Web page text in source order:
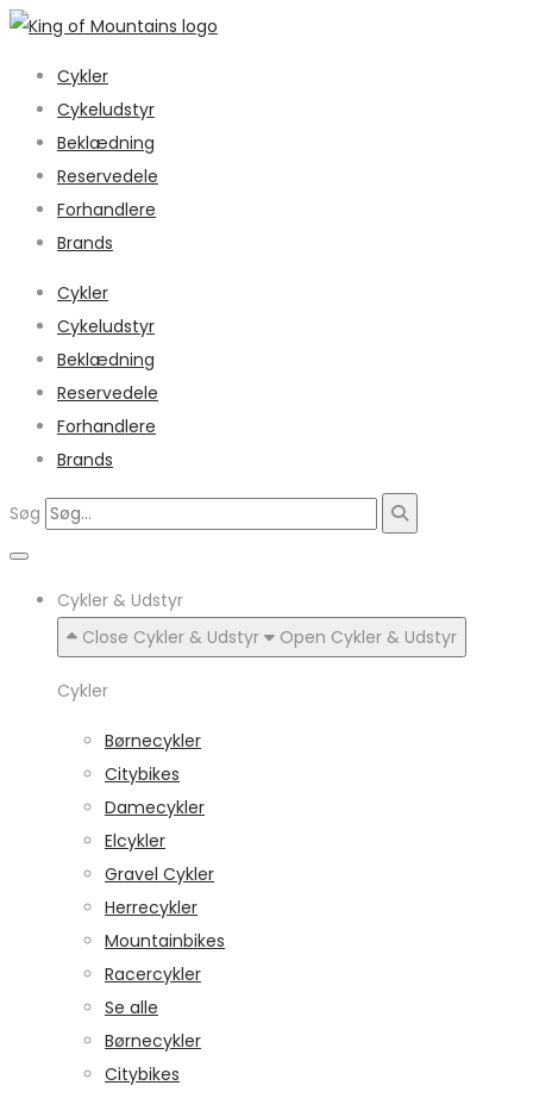
Cykler
Cykeludstyr
Beklædning
Reservedele
Forhandlere
Brands
Cykler
Cykeludstyr
Beklædning
Reservedele
Forhandlere
Brands
Søg
Cykler & Udstyr
Close Cykler & Udstyr
Open Cykler & Udstyr
Cykler
Børnecykler
Citybikes
Damecykler
Elcykler
Gravel Cykler
Herrecykler
Mountainbikes
Racercykler
Se alle
Børnecykler
Citybikes